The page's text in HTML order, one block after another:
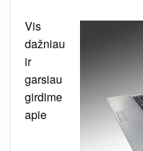
Vis
dažniau
ir
garsiau
girdime
apie